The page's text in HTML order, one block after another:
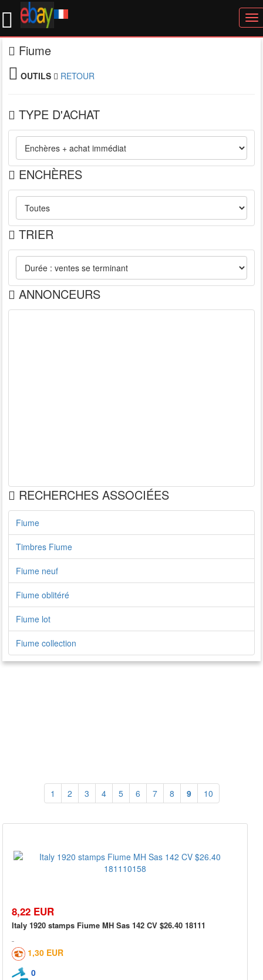
Fiume
OUTILS RETOUR
TYPE D'ACHAT
ENCHÈRES
TRIER
ANNONCEURS
RECHERCHES ASSOCIÉES
Fiume
Timbres Fiume
Fiume neuf
Fiume oblitéré
Fiume lot
Fiume collection
1 2 3 4 5 6 7 8 9 10
8,22 EUR
Italy 1920 stamps Fiume MH Sas 142 CV $26.40 18111
1,30 EUR
0